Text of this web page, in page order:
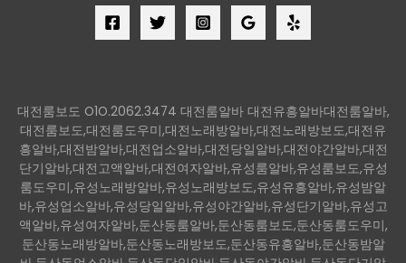
대전룸보도 O1O.2062.3474 대전룸알바 대전유흥알바대전룸알바,
대전룸보도,대전룸도우미,대전노래방알바,대전노래방보도,대전유
흥알바,대전밤알바,대전업소알바,대전당일알바,대전야간알바,대전
단기알바,대전고액알바,대전여자알바,유성룸알바,유성룸보도,유성
룸도우미,유성노래방알바,유성노래방보도,유성유흥알바,유성밤알
바,유성업소알바,유성당일알바,유성야간알바,유성단기알바,유성고
액알바,유성여자알바,둔산동룸알바,둔산동룸보도,둔산동룸도우미,
둔산동노래방알바,둔산동노래방보도,둔산동유흥알바,둔산동밤알